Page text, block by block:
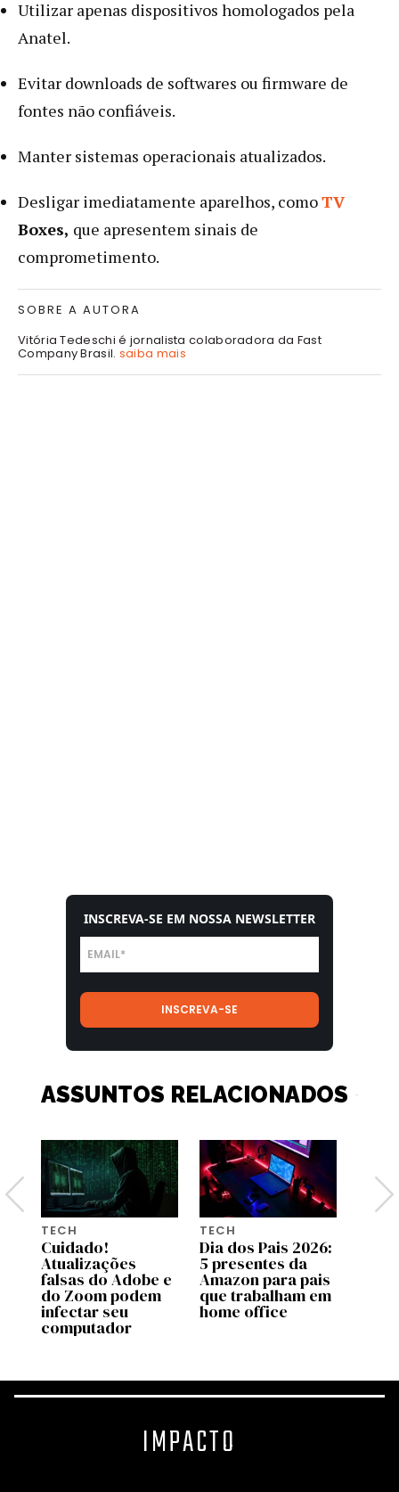
Utilizar apenas dispositivos homologados pela
Anatel.
Evitar downloads de softwares ou firmware de
fontes não confiáveis.
Manter sistemas operacionais atualizados.
Desligar imediatamente aparelhos, comoTV
Boxes, que apresentem sinais de
comprometimento.
SOBRE A AUTORA
Vitória Tedeschi é jornalista colaboradora da Fast
Company Brasil. saiba mais
INSCREVA-SE EM NOSSA NEWSLETTER
ASSUNTOS RELACIONADOS
TECH
Cuidado!
Atualizações
falsas do Adobe e
do Zoom podem
infectar seu
computador
TECH
Dia dos Pais 2026:
5 presentes da
Amazon para pais
que trabalham em
home office
IMPACTO